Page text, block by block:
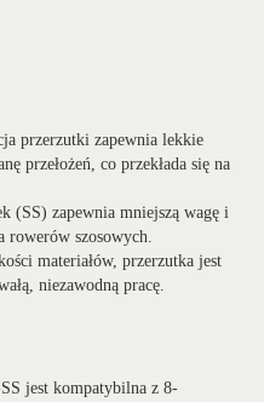
przerzutki zapewnia lekkie
przełożeń, co przekłada się na
(SS) zapewnia mniejszą wagę i
rowerów szosowych.
materiałów, przerzutka jest
niezawodną pracę.
jest kompatybilna z 8-